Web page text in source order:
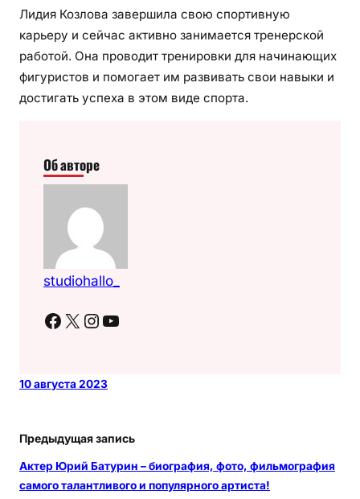
Лидия Козлова завершила свою спортивную
карьеру и сейчас активно занимается тренерской
работой. Она проводит тренировки для начинающих
фигуристов и помогает им развивать свои навыки и
достигать успеха в этом виде спорта.
Об авторе
studiohallo_
Facebook X Instagram YouTube
10 августа 2023
Предыдущая запись
Актер Юрий Батурин – биография, фото, фильмография
самого талантливого и популярного артиста!